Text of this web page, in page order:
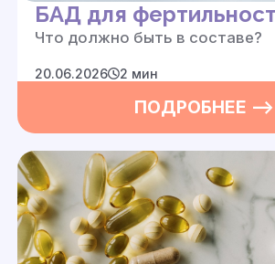
БАД для
Что должно быть в составе?
ПОДРОБНЕЕ —>
20.06.2026 2 мин